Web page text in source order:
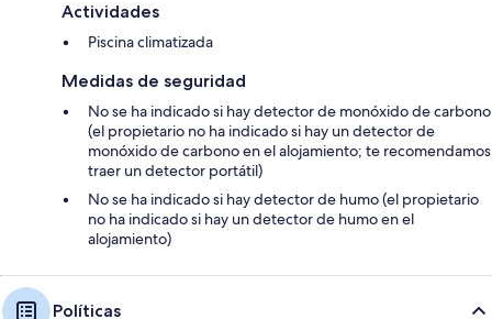
Actividades
Piscina climatizada
Medidas de seguridad
No se ha indicado si hay detector de monóxido de carbono
(el propietario no ha indicado si hay un detector de
monóxido de carbono en el alojamiento; te recomendamos
traer un detector portátil)
No se ha indicado si hay detector de humo (el propietario
no ha indicado si hay un detector de humo en el
alojamiento)
Políticas